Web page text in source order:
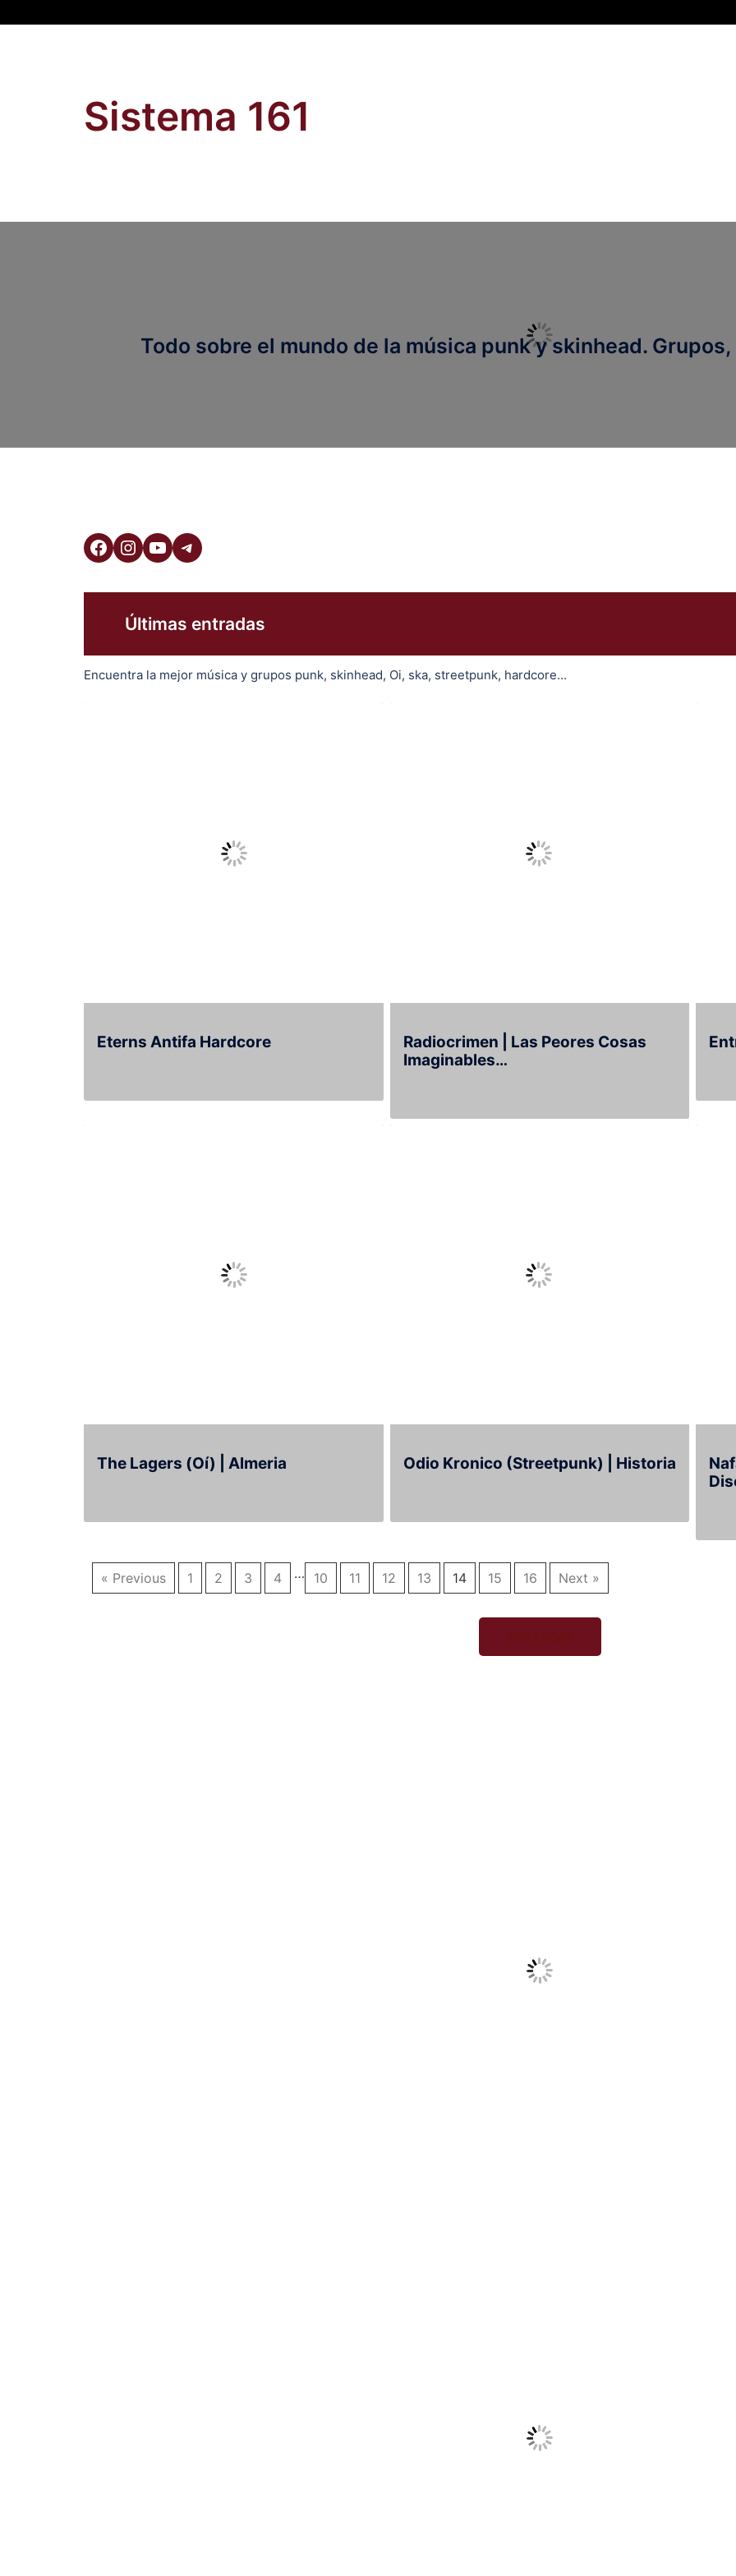
Sistema 161
Todo sobre el mundo de la música punk y skinhead.
Facebook
Instagram
YouTube
Telegram
Últimas entradas
Encuentra la mejor música y grupos punk, skinhead, Oi, ska, streetpunk, hardcore…
Eterns Antifa Hardcore
Radiocrimen | Las Peores Cosas
Imaginables…
The Lagers (Oí) | Almeria Odio Kronico (Streetpunk) | Historia
« Previous 1 2 3 4 … 10 11 12 13 14 15 16 Next »